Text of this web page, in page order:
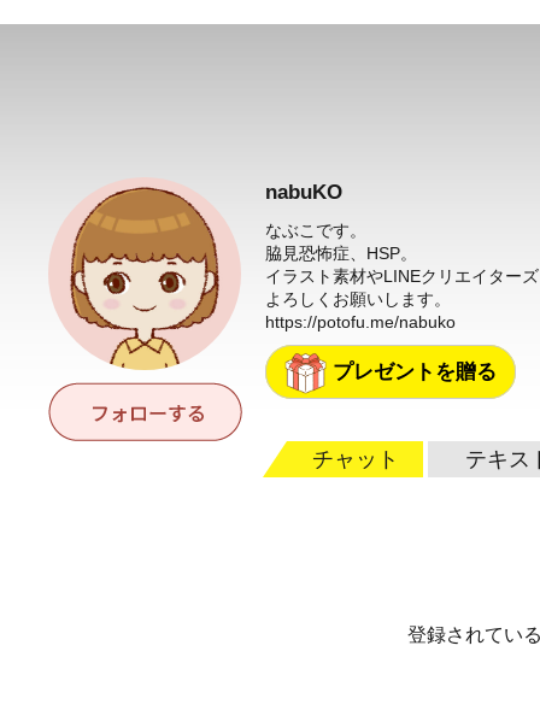
nabuKO
なぶこです。
脇見恐怖症、HSP。
イラスト素材やLINEクリエイター
よろしくお願いします。
https://potofu.me/nabuko
プレゼントを贈る
チャット テキス
登録されてい